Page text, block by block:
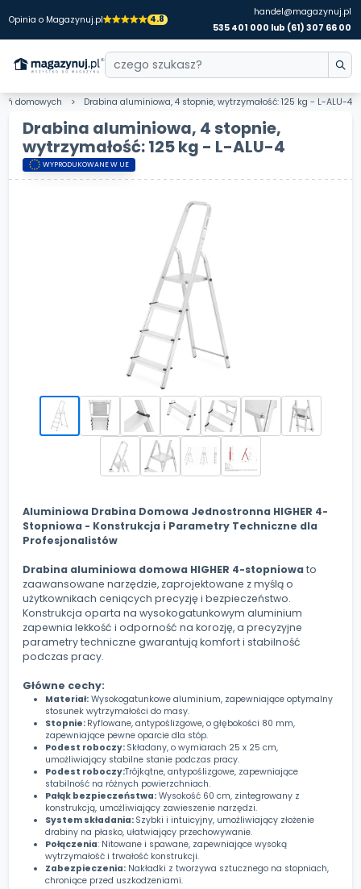
Opinia o Magazynuj.pl 4.8
handel@magazynuj.pl
535 401 000 lub (61) 307 66 00
domowych Drabina aluminiowa, 4 stopnie, wytrzymałość: 125 kg - L-ALU-4
Drabina aluminiowa, 4 stopnie,
wytrzymałość: 125 kg - L-ALU-4
WYPRODUKOWANE W UE
Aluminiowa Drabina Domowa Jednostronna HIGHER 4-
Stopniowa - Konstrukcja i Parametry Techniczne dla
Profesjonalistów
Drabina aluminiowa domowa HIGHER 4-stopniowato
zaawansowane narzędzie, zaprojektowane z myślą o
użytkownikach ceniących precyzję i bezpieczeństwo.
Konstrukcja oparta na wysokogatunkowym aluminium
zapewnia lekkość i odporność na korozję, a precyzyjne
parametry techniczne gwarantują komfort i stabilność
podczas pracy.
Główne cechy:
Materiał: Wysokogatunkowe aluminium, zapewniające optymalny
stosunek wytrzymałości do masy.
Stopnie: Ryflowane, antypoślizgowe, o głębokości 80 mm,
zapewniające pewne oparcie dla stóp.
Podest roboczy: Składany, o wymiarach 25 x 25 cm,
umożliwiający stabilne stanie podczas pracy.
Podest roboczy:Trójkątne, antypoślizgowe, zapewniające
stabilność na różnych powierzchniach.
Pałąk bezpieczeństwa: Wysokość 60 cm, zintegrowany z
konstrukcją, umożliwiający zawieszenie narzędzi.
System składania: Szybki i intuicyjny, umożliwiający złożenie
drabiny na płasko, ułatwiający przechowywanie.
Połączenia: Nitowane i spawane, zapewniające wysoką
wytrzymałość i trwałość konstrukcji.
Zabezpieczenia: Nakładki z tworzywa sztucznego na stopniach,
chroniące przed uszkodzeniami.